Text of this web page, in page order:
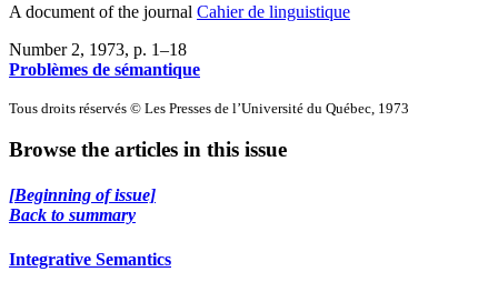
A document of the journal Cahier de linguistique
Number 2, 1973, p. 1–18
Problèmes de sémantique
Tous droits réservés © Les Presses de l’Université du Québec, 1973
Browse the articles in this issue
[Beginning of issue]
Back to summary
Integrative Semantics